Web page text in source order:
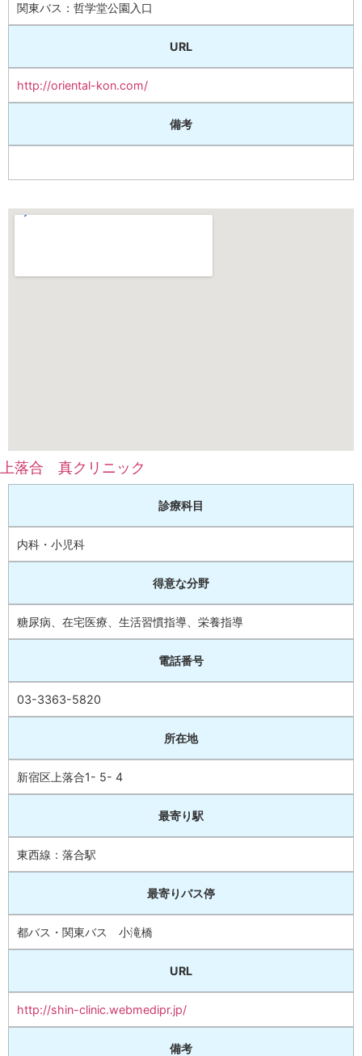
関東バス：哲学堂公園入口
URL
http://oriental-kon.com/
備考
上落合 真クリニック
診療科目
内科・小児科
得意な分野
糖尿病、在宅医療、生活習慣指導、栄養指導
電話番号
03-3363-5820
所在地
新宿区上落合1- 5- 4
最寄り駅
東西線：落合駅
最寄りバス停
都バス・関東バス 小滝橋
URL
http://shin-clinic.webmedipr.jp/
備考